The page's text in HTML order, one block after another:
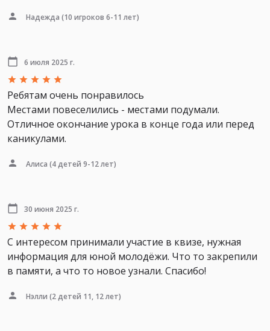
Надежда (10 игроков 6-11 лет)
6 июля 2025 г.
Ребятам очень понравилось
Местами повеселились - местами подумали.
Отличное окончание урока в конце года или перед
каникулами.
Алиса (4 детей 9-12 лет)
30 июня 2025 г.
С интересом принимали участие в квизе, нужная
информация для юной молодёжи. Что то закрепили
в памяти, а что то новое узнали. Спасибо!
Нэлли (2 детей 11, 12 лет)